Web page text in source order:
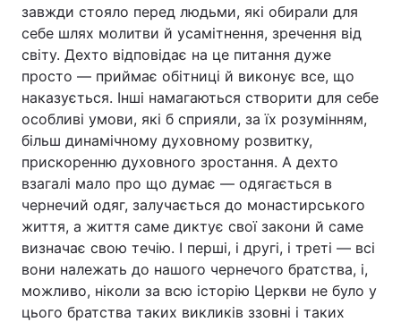
завжди стояло перед людьми, які обирали для
себе шлях молитви й усамітнення, зречення від
світу. Дехто відповідає на це питання дуже
просто — приймає обітниці й виконує все, що
наказується. Інші намагаються створити для себе
особливі умови, які б сприяли, за їх розумінням,
більш динамічному духовному розвитку,
прискоренню духовного зростання. А дехто
взагалі мало про що думає — одягається в
чернечий одяг, залучається до монастирського
життя, а життя саме диктує свої закони й саме
визначає свою течію. І перші, і другі, і треті — всі
вони належать до нашого чернечого братства, і,
можливо, ніколи за всю історію Церкви не було у
цього братства таких викликів ззовні і таких